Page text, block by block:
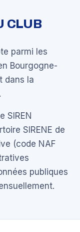
CLUB
parmi les
Bourgogne-
dans la
SIREN
SIRENE de
(code NAF
publiques